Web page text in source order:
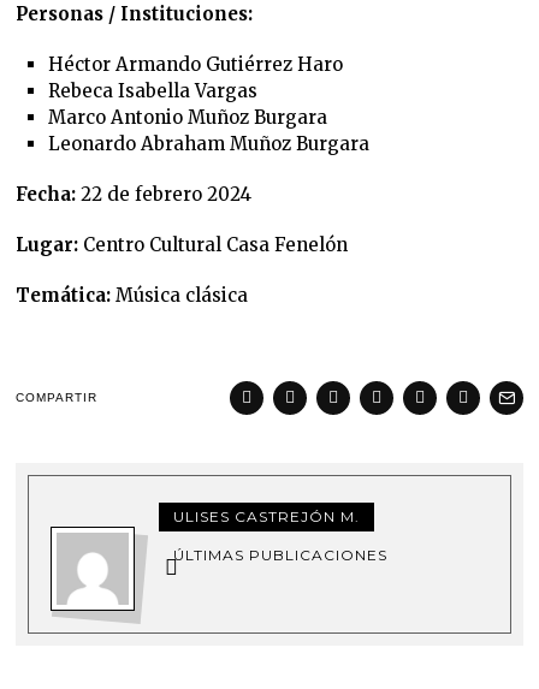
Personas / Instituciones:
Héctor Armando Gutiérrez Haro
Rebeca Isabella Vargas
Marco Antonio Muñoz Burgara
Leonardo Abraham Muñoz Burgara
Fecha: 22 de febrero 2024
Lugar: Centro Cultural Casa Fenelón
Temática: Música clásica
COMPARTIR
ULISES CASTREJÓN M.
ÚLTIMAS PUBLICACIONES